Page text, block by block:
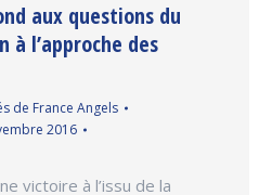
aux questions du
l’approche des
de France Angels
2016
victoire à l’issu de la